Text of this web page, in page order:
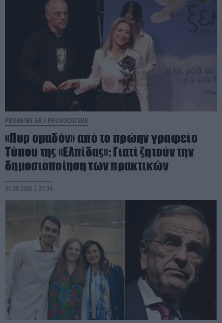
PRONEWS.GR / PROVOCATEUR
«Πυρ ομαδόν» από το πρώην γραφείο
Τύπου της «Ελπίδας»: Γιατί ζητούν την
δημοσιοποίηση των πρακτικών
07.08.2026 | 21:34